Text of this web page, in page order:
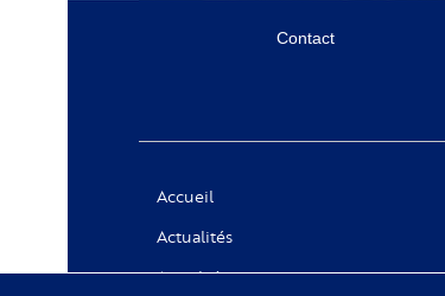
Contact
Accueil
Actualités
Appels à projets